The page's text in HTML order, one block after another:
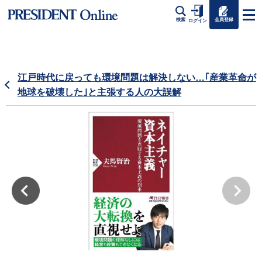
検索 ログイン 会員登録
江戸時代に戻っても環境問題は解決しない…｢産業革命が
地球を破壊した｣と主張する人の大誤解